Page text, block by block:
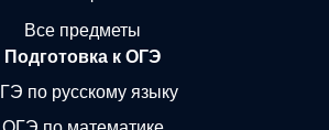
Все предметы
Подготовка к ОГЭ
по русскому языку